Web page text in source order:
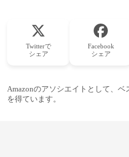
Twitterで
シェア
Facebook
シェア
Amazonのアソシエイトとして、
を得ています。